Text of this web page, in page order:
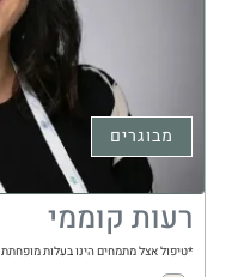
מבוגרים
רעות קוממי
*טיפול אצל מתמחים הינו בעלות מופחתת